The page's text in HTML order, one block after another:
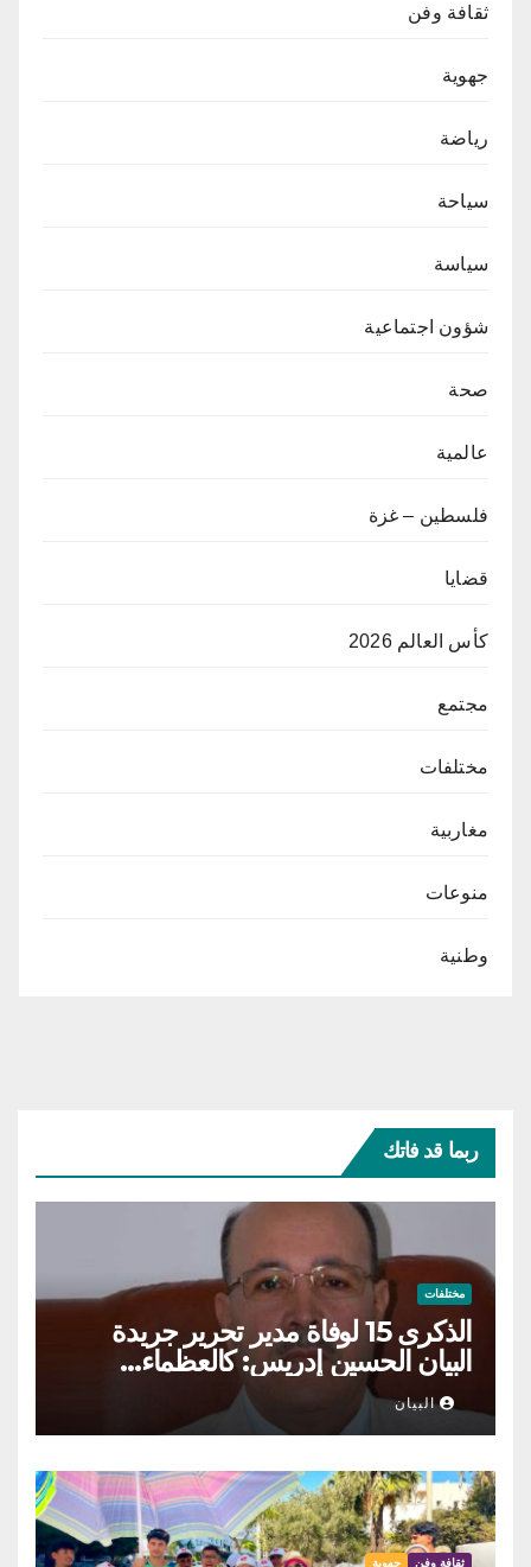
ثقافة وفن
جهوية
رياضة
سياحة
سياسة
شؤون اجتماعية
صحة
عالمية
فلسطين – غزة
قضايا
كأس العالم 2026
مجتمع
مختلفات
مغاربية
منوعات
وطنية
ربما قد فاتك
مختلفات
الذكرى 15 لوفاة مدير تحرير جريدة
البيان الحسين إدريس: كالعظماء…
عاش شامخا ورحل واقفا
البيان
ثقافة وفن جهوية